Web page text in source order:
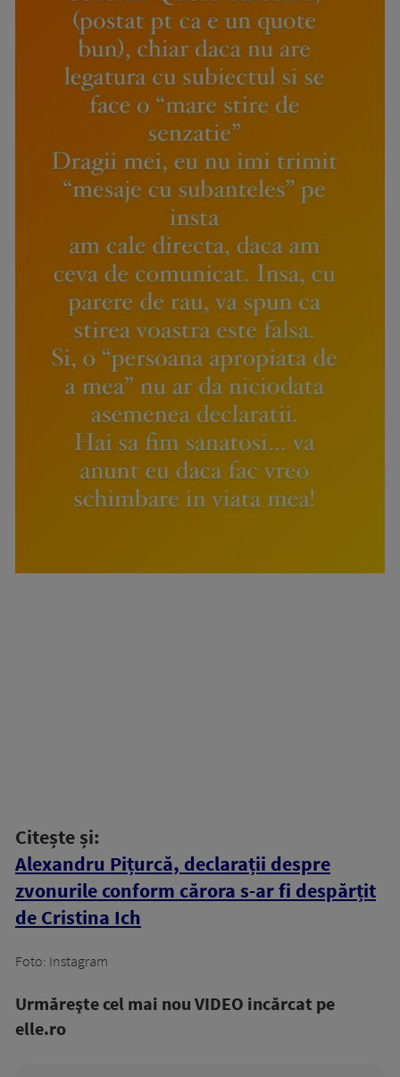
Citește și:
Alexandru Pițurcă, declarații despre
zvonurile conform cărora s-ar fi despărțit
de Cristina Ich
Foto: Instagram
Urmăreşte cel mai nou VIDEO incărcat pe
elle.ro